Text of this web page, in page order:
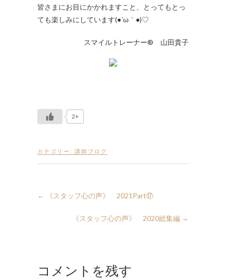
皆さまにお目にかかれますこと、とってもとっ
ても楽しみにしています(●´ω｀●)♡
スマイルトレーナー® 山田貴子
2+
カテゴリー: 講師ブログ
← 《スタッフ心の声》 2021Part⑰
《スタッフ心の声》 2020総集編 →
コメントを残す